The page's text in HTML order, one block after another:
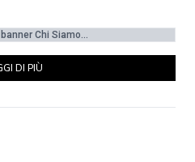
Chi Siamo...
DI PIÙ